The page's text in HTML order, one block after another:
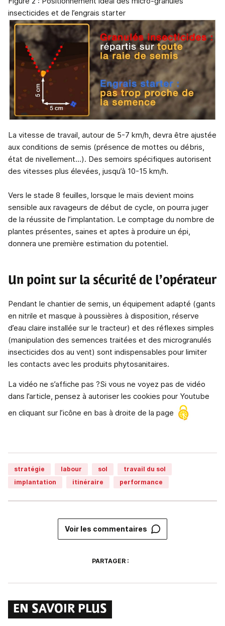
insecticides et de l’engrais starter
La vitesse de travail, autour de 5-7 km/h, devra être ajustée
aux conditions de semis (présence de mottes ou débris,
état de nivellement…). Des semoirs spécifiques autorisent
des vitesses plus élevées, jusqu’à 10-15 km/h.
Vers le stade 8 feuilles, lorsque le maïs devient moins
sensible aux ravageurs de début de cycle, on pourra juger
de la réussite de l’implantation. Le comptage du nombre de
plantes présentes, saines et aptes à produire un épi,
donnera une première estimation du potentiel.
Un point sur la sécurité de l’opérateur
Pendant le chantier de semis, un équipement adapté (gants
en nitrile et masque à poussières à disposition, réserve
d’eau claire installée sur le tracteur) et des réflexes simples
(manipulation des semences traitées et des microgranulés
insecticides dos au vent) sont indispensables pour limiter
les contacts avec les produits phytosanitaires.
La vidéo ne s’affiche pas ?Si vous ne voyez pas de vidéo
dans l’article, pensez à autoriser les cookies pour Youtube
en cliquant sur l’icône en bas à droite de la page
stratégie labour sol
travail du sol
implantation
itinéraire performance
Voir les commentaires
PARTAGER :
EN SAVOIR PLUS